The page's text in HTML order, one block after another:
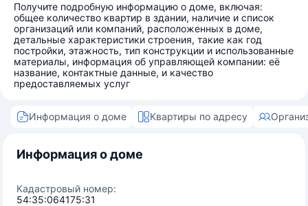
Получите подробную информацию о доме, включая:
общее количество квартир в здании, наличие и список
организаций или компаний, расположенных в доме,
детальные характеристики строения, такие как год
постройки, этажность, тип конструкции и использованные
материалы, информация об управляющей компании: её
название, контактные данные, и качество
предоставляемых услуг
Информация о доме Квартиры по адресу
Информация о доме
Кадастровый номер:
54:35:064175:31